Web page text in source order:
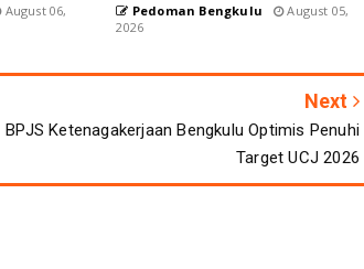
August 06,
Pedoman Bengkulu
August 05,
2026
Next
BPJS Ketenagakerjaan Bengkulu Optimis Penuhi
Target UCJ 2026